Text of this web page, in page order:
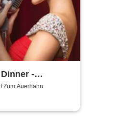
-
Genuss und
Zum Auerhahn